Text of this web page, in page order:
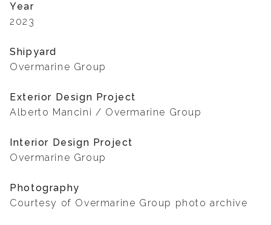
Year
2023
Shipyard
Overmarine Group
Exterior Design Project
Alberto Mancini / Overmarine Group
Interior Design Project
Overmarine Group
Photography
Courtesy of Overmarine Group photo archive